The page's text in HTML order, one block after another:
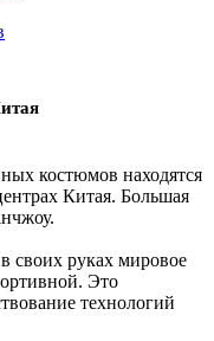
костюмов находятся
Китая. Большая
своих руках мировое
Это
технологий